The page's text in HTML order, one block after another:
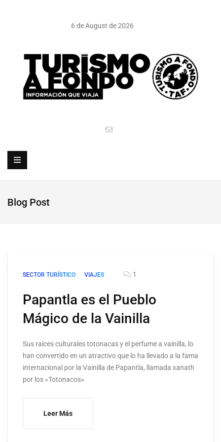
6 de August de 2026
Blog Post
SECTOR TURÍSTICO VIAJES 1
Papantla es el Pueblo
Mágico de la Vainilla
Sus raíces culturales totonacas y el perfume a vainilla, lo
han convertido en un atractivo que lo ha llevado a la fama
internacional por la Vainilla de Papantla, llamada xanath
por los «Totonacos»
Leer Más